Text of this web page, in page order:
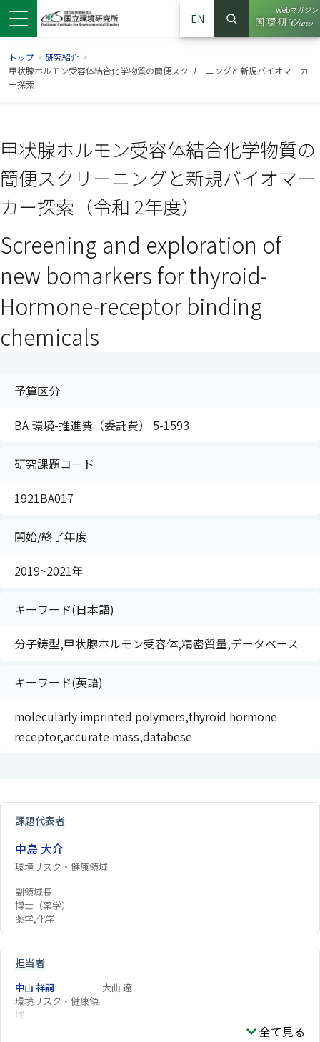
ドウで開きます）
ンドウで開きます）
ウインドウで開きます）
EN
サイト内検索
検索
Webマガジン
（別ウイ
トップ > 研究紹介 >
甲状腺ホルモン受容体結合化学物質の簡便スクリーニングと新規バイオマーカ
ー探索
甲状腺ホルモン受容体結合化学物質の
簡便スクリーニングと新規バイオマー
カー探索（令和 2年度）
Screening and exploration of
new bomarkers for thyroid-
Hormone-receptor binding
chemicals
予算区分
BA 環境-推進費（委託費） 5-1593
研究課題コード
1921BA017
開始/終了年度
2019~2021年
キーワード(日本語)
分子鋳型,甲状腺ホルモン受容体,精密質量,データベース
キーワード(英語)
molecularly imprinted polymers,thyroid hormone
receptor,accurate mass,databese
課題代表者
中島 大介
環境リスク・健康領域
副領域長
博士（薬学）
薬学,化学
担当者
中山 祥嗣
環境リスク・健康領
域
大曲 遼
全て見る